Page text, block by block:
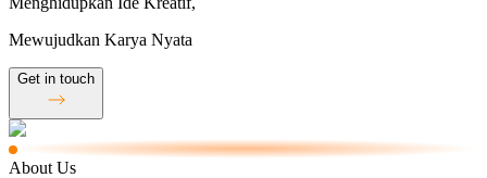
Mewujudkan Karya Nyata
Get in touch
About Us